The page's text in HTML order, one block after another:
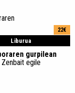
Liburua
22€
gurpilean
Zenbait egile